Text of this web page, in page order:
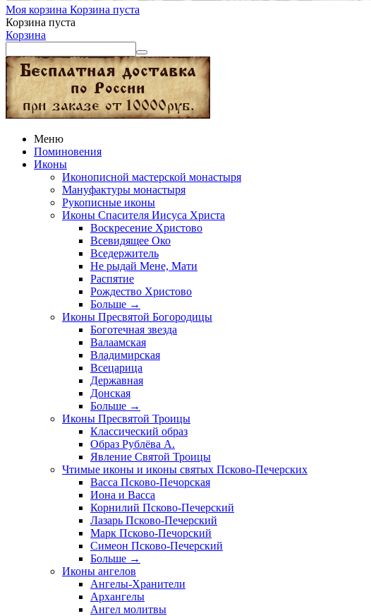
Моя корзина Корзина пуста
Корзина пуста
Корзина
Меню
Поминовения
Иконы
Иконописной мастерской монастыря
Мануфактуры монастыря
Рукописные иконы
Иконы Спасителя Иисуса Христа
Воскресение Христово
Всевидящее Око
Вседержитель
Не рыдай Мене, Мати
Распятие
Рождество Христово
Больше →
Иконы Пресвятой Богородицы
Боготечная звезда
Валаамская
Владимирская
Всецарица
Державная
Донская
Больше →
Иконы Пресвятой Троицы
Классический образ
Образ Рублёва А.
Явление Святой Троицы
Чтимые иконы и иконы святых Псково-Печерских
Васса Псково-Печорская
Иона и Васса
Корнилий Псково-Печерский
Лазарь Псково-Печерский
Марк Псково-Печорский
Симеон Псково-Печерский
Больше →
Иконы ангелов
Ангелы-Хранители
Архангелы
Ангел молитвы